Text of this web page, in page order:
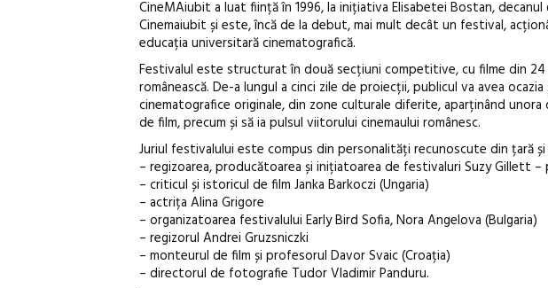
CineMAiubit a luat ființă în 1996, la inițiativa Elisabetei Bostan,
Cinemaiubit și este, încă de la debut, mai mult decât un festival,
educația universitară cinematografică.
Festivalul este structurat în două secțiuni competitive, cu filme din
românească. De-a lungul a cinci zile de proiecții, publicul va avea
cinematografice originale, din zone culturale diferite, aparținând
de film, precum și să ia pulsul viitorului cinemaului românesc.
Juriul festivalului este compus din personalități recunoscute din țară
– regizoarea, producătoarea și inițiatoarea de festivaluri Suzy Gillett –
– criticul și istoricul de film Janka Barkoczi (Ungaria)
– actrița Alina Grigore
– organizatoarea festivalului Early Bird Sofia, Nora Angelova (Bulgaria)
– regizorul Andrei Gruzsniczki
– monteurul de film și profesorul Davor Svaic (Croația)
– directorul de fotografie Tudor Vladimir Panduru.